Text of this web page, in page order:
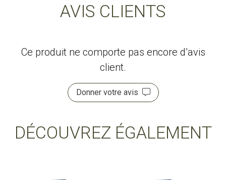
AVIS CLIENTS
Ce produit ne comporte pas encore d’avis
client.
Donner votre avis
DÉCOUVREZ ÉGALEMENT